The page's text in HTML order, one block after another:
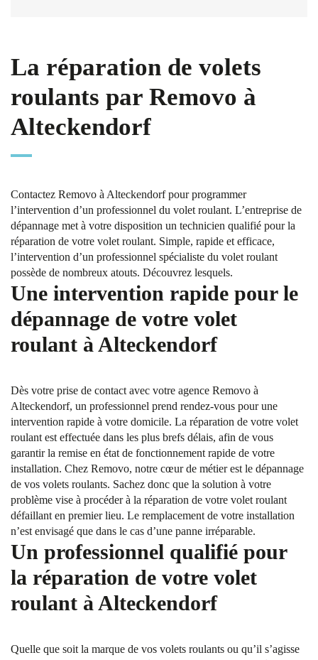
La réparation de volets
roulants par Removo à
Alteckendorf
Contactez Removo à Alteckendorf pour programmer
l’intervention d’un professionnel du volet roulant. L’entreprise de
dépannage met à votre disposition un technicien qualifié pour la
réparation de votre volet roulant. Simple, rapide et efficace,
l’intervention d’un professionnel spécialiste du volet roulant
possède de nombreux atouts. Découvrez lesquels.
Une intervention rapide pour le
dépannage de votre volet
roulant à Alteckendorf
Dès votre prise de contact avec votre agence Removo à
Alteckendorf, un professionnel prend rendez-vous pour une
intervention rapide à votre domicile. La réparation de votre volet
roulant est effectuée dans les plus brefs délais, afin de vous
garantir la remise en état de fonctionnement rapide de votre
installation. Chez Removo, notre cœur de métier est le dépannage
de vos volets roulants. Sachez donc que la solution à votre
problème vise à procéder à la réparation de votre volet roulant
défaillant en premier lieu. Le remplacement de votre installation
n’est envisagé que dans le cas d’une panne irréparable.
Un professionnel qualifié pour
la réparation de votre volet
roulant à Alteckendorf
Quelle que soit la marque de vos volets roulants ou qu’il s’agisse